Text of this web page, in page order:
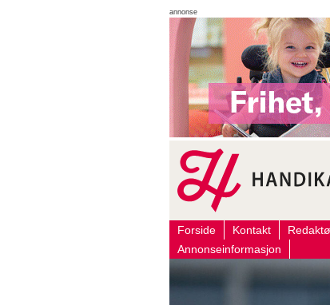
annonse
Forside Kontakt
Annonseinformasjon